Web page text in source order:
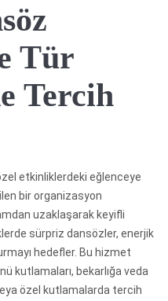
Tür
Tercih
etkinliklerdeki eğlenceye
bir organizasyon
uzaklaşarak keyifli
sürpriz dansözler, enerjik
hedefler. Bu hizmet
kutlamaları, bekarlığa veda
özel kutlamalarda tercih